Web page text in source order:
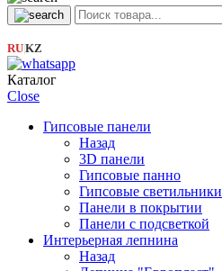
RU|KZ
Каталог
Close
Гипсовые панели
Назад
3D панели
Гипсовые панно
Гипсовые светильники
Панели в покрытии
Панели с подсветкой
Интерьерная лепнина
Назад